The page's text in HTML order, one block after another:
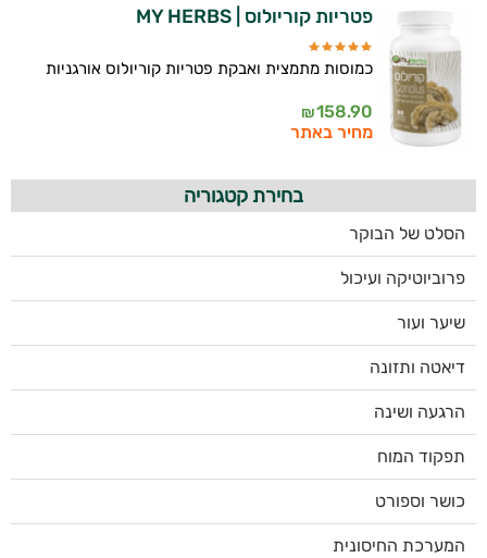
פטריות קוריולוס | MY HERBS
כמוסות מתמצית ואבקת פטריות קוריולוס אורגניות
158.90
₪
מחיר באתר
בחירת קטגוריה
הסלט של הבוקר
פרוביוטיקה ועיכול
שיער ועור
דיאטה ותזונה
הרגעה ושינה
תפקוד המוח
כושר וספורט
המערכת החיסונית